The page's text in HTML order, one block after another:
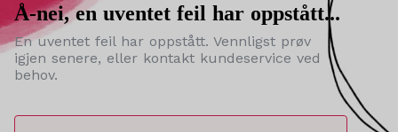
Å-nei, en uventet feil har oppstått...
En uventet feil har oppstått. Vennligst prøv
igjen senere, eller kontakt kundeservice ved
behov.